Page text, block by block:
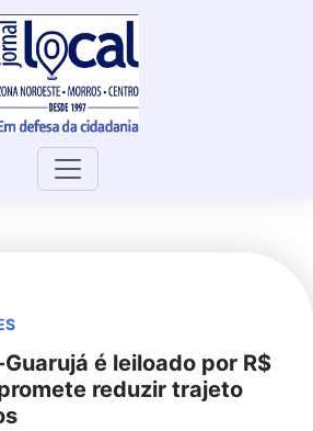
é leiloado por R$
reduzir trajeto